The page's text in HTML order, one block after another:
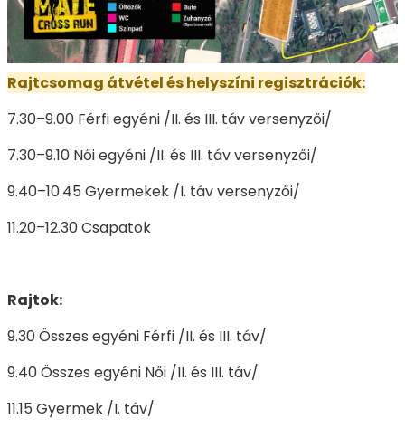
Rajtcsomag átvétel és helyszíni regisztrációk:
7.30–9.00 Férfi egyéni /II. és III. táv versenyzői/
7.30–9.10 Női egyéni /II. és III. táv versenyzői/
9.40–10.45 Gyermekek /I. táv versenyzői/
11.20–12.30 Csapatok
Rajtok:
9.30 Összes egyéni Férfi /II. és III. táv/
9.40 Összes egyéni Női /II. és III. táv/
11.15 Gyermek /I. táv/